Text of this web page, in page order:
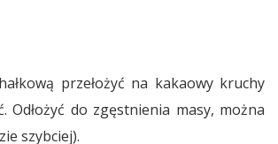
przełożyć na kakaowy kruchy
Odłożyć do zgęstnienia masy, można
szybciej).